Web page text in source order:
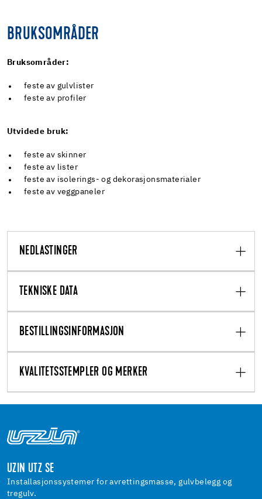
BRUKSOMRÅDER
Bruksområder:
feste av gulvlister
feste av profiler
Utvidede bruk:
feste av skinner
feste av lister
feste av isolerings- og dekorasjonsmaterialer
feste av veggpaneler
NEDLASTINGER
TEKNISKE DATA
BESTILLINGSINFORMASJON
KVALITETSSTEMPLER OG MERKER
UZIN UTZ SE
Installasjonssystemer for avrettingsmasse, gulvbelegg og
tregulv.